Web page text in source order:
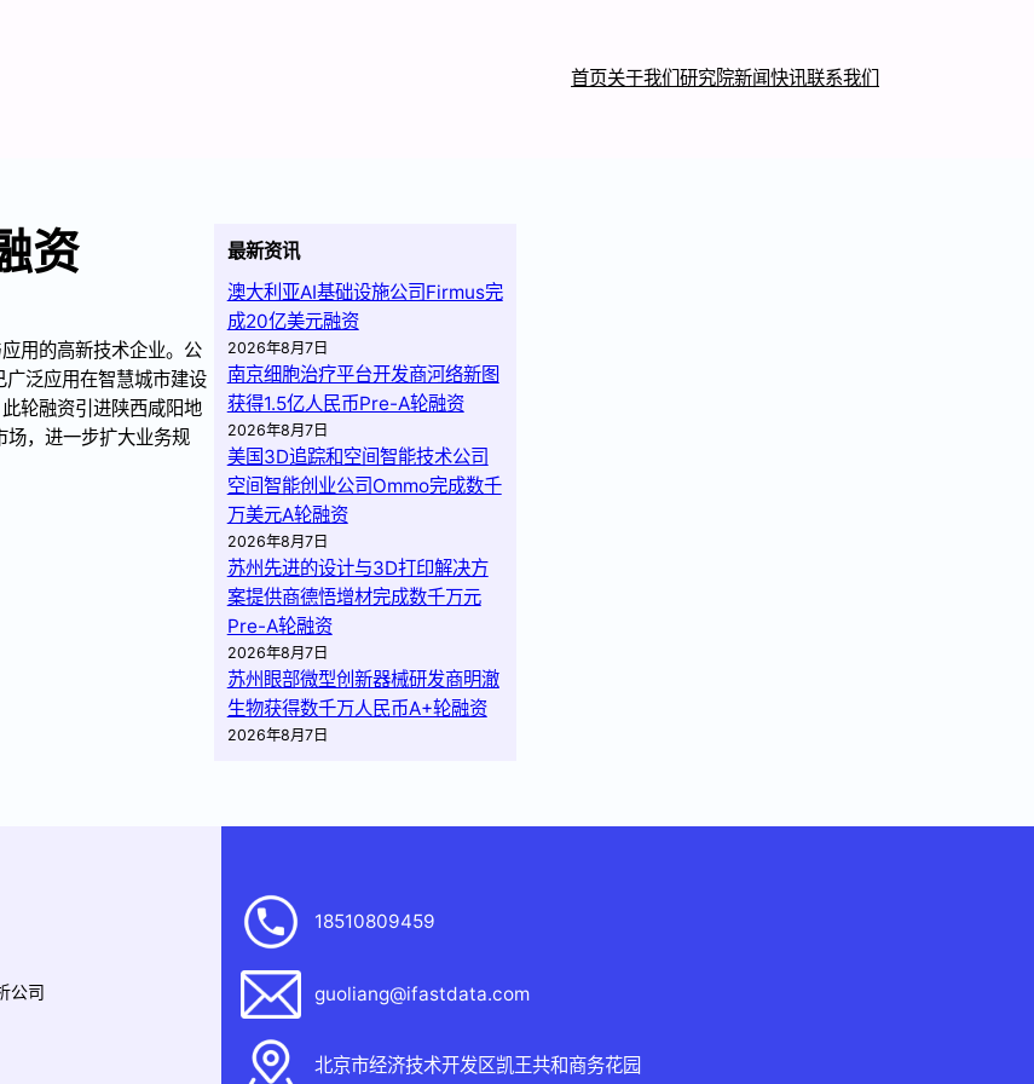
首页关于我们 研究院新闻快讯联系我们
资
用的高新技术企业。公
泛应用在智慧城市建设
轮融资引进陕西咸阳地
场，进一步扩大业务规
最新资讯
澳大利亚AI基础设施公司Firmus完
成20亿美元融资
2026年8月7日
南京细胞治疗平台开发商河络新图
获得1.5亿人民币Pre-A轮融资
2026年8月7日
美国3D追踪和空间智能技术公司
空间智能创业公司Ommo完成数千
万美元A轮融资
2026年8月7日
苏州先进的设计与3D打印解决方
案提供商德悟增材完成数千万元
Pre-A轮融资
2026年8月7日
苏州眼部微型创新器械研发商明澈
生物获得数千万人民币A+轮融资
2026年8月7日
公司
18510809459
guoliang@ifastdata.com
北京市经济技术开发区凯王共和商务花园